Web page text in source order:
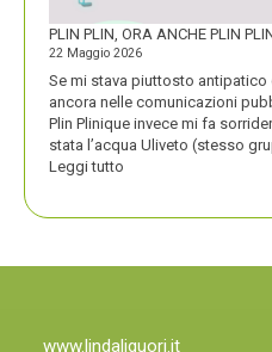
PLIN PLIN, ORA ANCHE PLIN
22 Maggio 2026
Se mi stava piuttosto
ancora nelle comunicazioni
Plin Plinique invece mi fa
stata l’acqua Uliveto (stesso
Leggi tutto
PLIN
www.lindaliguori.it